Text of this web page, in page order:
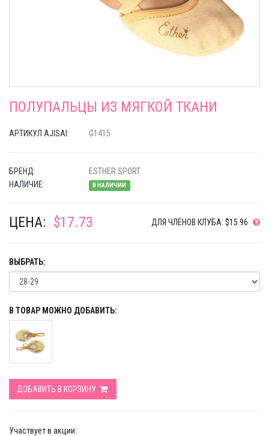
ПОЛУПАЛЬЦЫ ИЗ МЯГКОЙ ТКАНИ
АРТИКУЛ AJISAI: G1415
БРЕНД:
ESTHER SPORT
НАЛИЧИЕ:
В НАЛИЧИИ
ЦЕНА: $17.73 ДЛЯ ЧЛЕНОВ КЛУБА: $15.96
ВЫБРАТЬ:
В ТОВАР МОЖНО ДОБАВИТЬ:
ДОБАВИТЬ В КОРЗИНУ
Участвует в акции: